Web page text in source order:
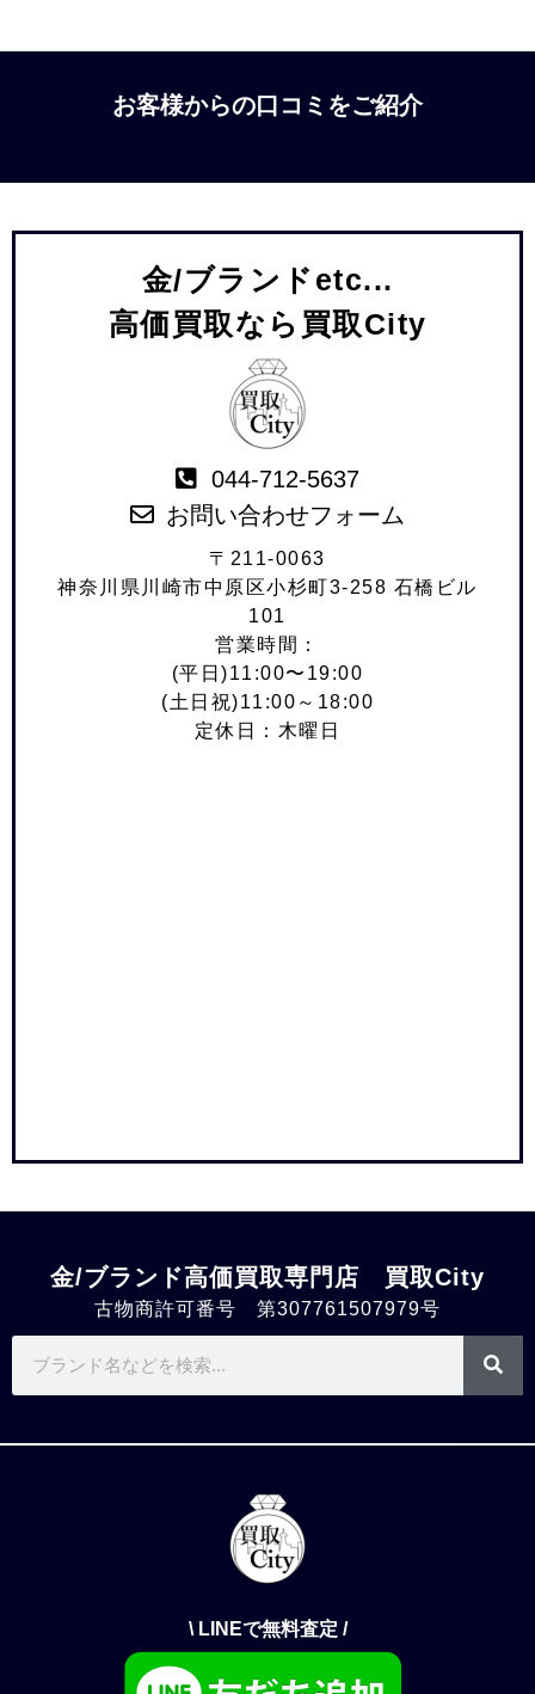
お客様からの口コミをご紹介
金/ブランドetc...
高価買取なら買取City
044-712-5637
お問い合わせフォーム
〒211-0063
神奈川県川崎市中原区小杉町3-258 石橋ビル
101
営業時間：
(平日)11:00〜19:00
(土日祝)11:00～18:00
定休日：木曜日
金/ブランド高価買取専門店 買取City
古物商許可番号 第307761507979号
\ LINEで無料査定 /